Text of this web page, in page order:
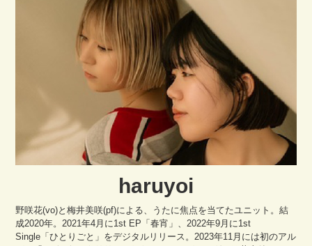
haruyoi
野咲花(vo)と梅井美咲(pf)による、うたに焦点を当てたユニット。結
成2020年。2021年4月に1st EP「春宵」、2022年9月に1st
Single「ひとりごと」をデジタルリリース。2023年11月には初のアル